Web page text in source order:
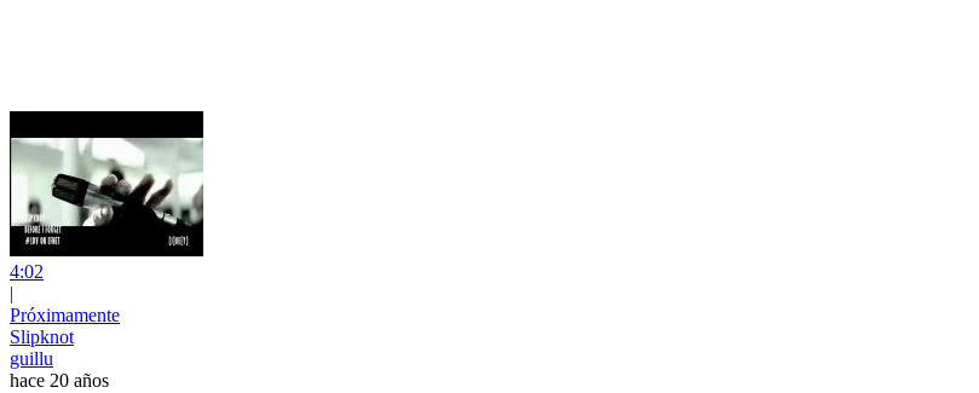
4:02
|
Próximamente
Slipknot
guillu
hace 20 años